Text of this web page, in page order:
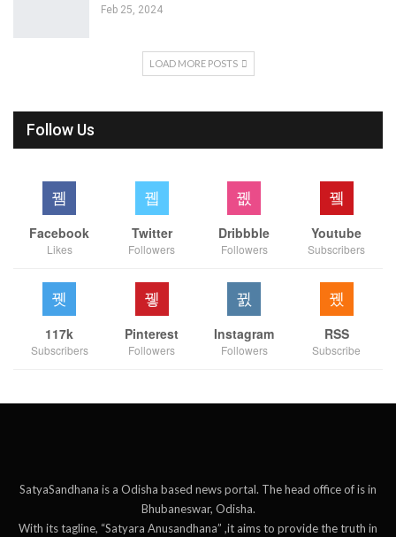
Feb 25, 2024
LOAD MORE POSTS
Follow Us
Facebook
Likes
Twitter
Followers
Dribbble
Followers
Youtube
Subscribers
117k
Subscribers
Pinterest
Followers
Instagram
Followers
RSS
Subscribe
SatyaSandhana is a Odisha based news portal. The head office of is in
Bhubaneswar, Odisha.
With its tagline, “Satyara Anusandhana” ,it aims to provide the truth in